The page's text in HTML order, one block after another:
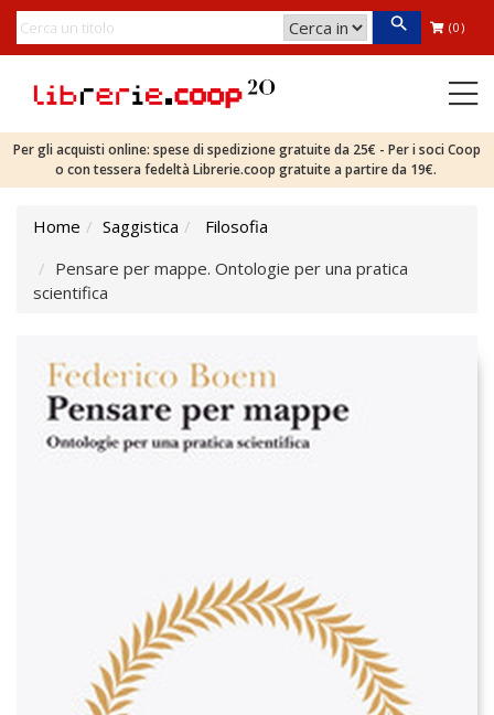
(0)
Per gli acquisti online: spese di spedizione gratuite da 25€ - Per i soci Coop
o con tessera fedeltà Librerie.coop gratuite a partire da 19€.
Home Saggistica
Filosofia
Pensare per mappe. Ontologie per una pratica
scientifica